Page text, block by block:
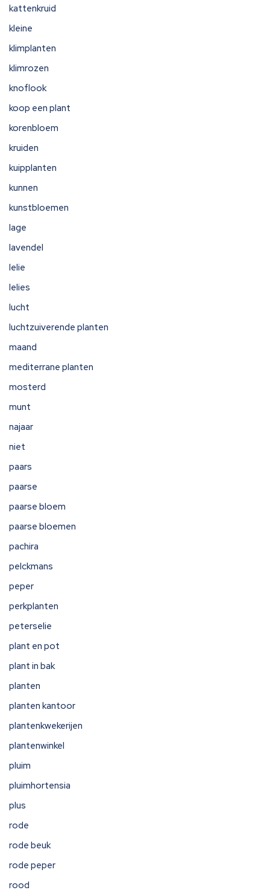
kattenkruid
kleine
klimplanten
klimrozen
knoflook
koop een plant
korenbloem
kruiden
kuipplanten
kunnen
kunstbloemen
lage
lavendel
lelie
lelies
lucht
luchtzuiverende planten
maand
mediterrane planten
mosterd
munt
najaar
niet
paars
paarse
paarse bloem
paarse bloemen
pachira
pelckmans
peper
perkplanten
peterselie
plant en pot
plant in bak
planten
planten kantoor
plantenkwekerijen
plantenwinkel
pluim
pluimhortensia
plus
rode
rode beuk
rode peper
rood